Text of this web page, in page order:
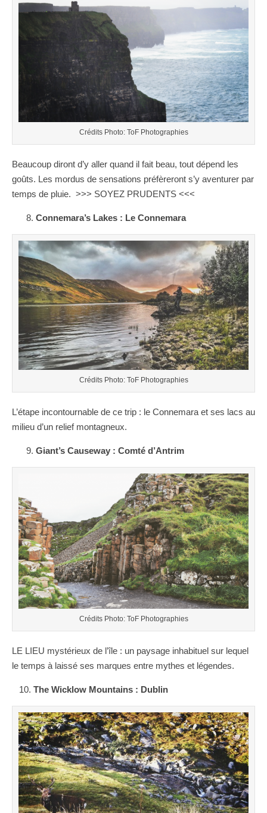
Crédits Photo: ToF Photographies
Beaucoup diront d’y aller quand il fait beau, tout dépend les
goûts. Les mordus de sensations préfèreront s’y aventurer par
temps de pluie. >>> SOYEZ PRUDENTS <<<
Connemara’s Lakes : Le Connemara
Crédits Photo: ToF Photographies
L’étape incontournable de ce trip : le Connemara et ses lacs au
milieu d’un relief montagneux.
Giant’s Causeway : Comté d’Antrim
Crédits Photo: ToF Photographies
LE LIEU mystérieux de l’île : un paysage inhabituel sur lequel
le temps à laissé ses marques entre mythes et légendes.
10. The Wicklow Mountains : Dublin